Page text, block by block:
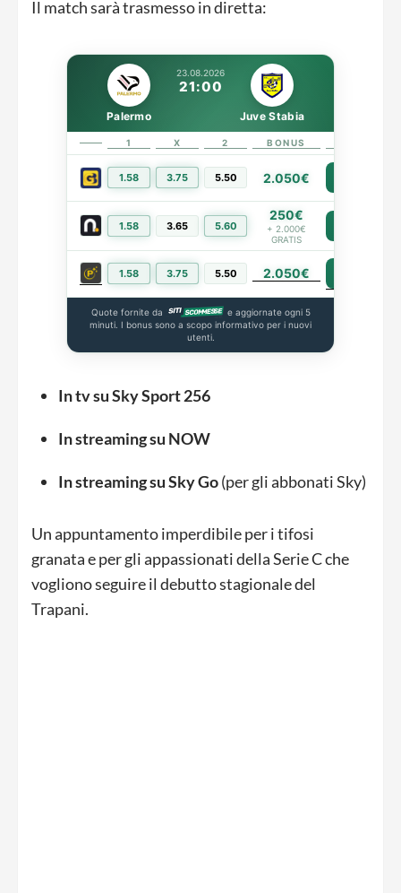
Il match sarà trasmesso in diretta:
23.08.2026
21:00
Palermo Juve Stabia
1 X 2 BONUS
1.58 3.75 5.50 2.050€
1.58 3.65 5.60
250€
+ 2.000€
GRATIS
1.58 3.75 5.50 2.050€
Quote fornite da
e aggiornate ogni 5
minuti. I bonus sono a scopo informativo per i nuovi
utenti.
In tv su Sky Sport 256
In streaming su NOW
In streaming su Sky Go(per gli abbonati Sky)
Un appuntamento imperdibile per i tifosi
granata e per gli appassionati della Serie C che
vogliono seguire il debutto stagionale del
Trapani.